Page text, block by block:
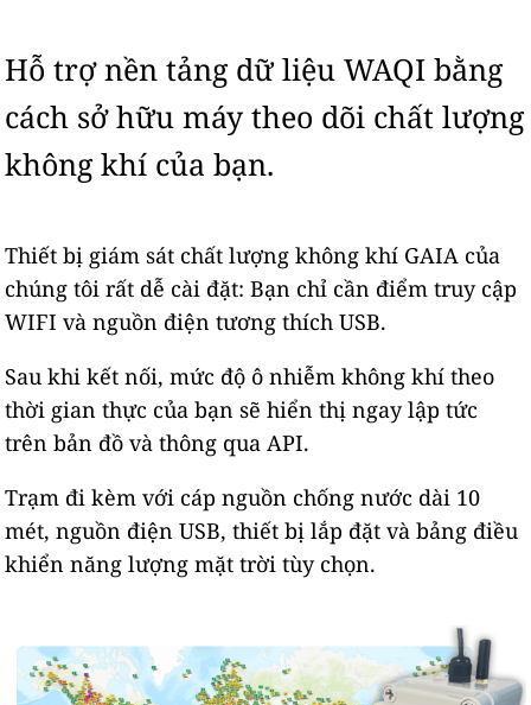
Hỗ trợ nền tảng dữ liệu WAQI bằng
cách sở hữu máy theo dõi chất lượng
không khí của bạn.
Thiết bị giám sát chất lượng không khí GAIA của
chúng tôi rất dễ cài đặt: Bạn chỉ cần điểm truy cập
WIFI và nguồn điện tương thích USB.
Sau khi kết nối, mức độ ô nhiễm không khí theo
thời gian thực của bạn sẽ hiển thị ngay lập tức
trên bản đồ và thông qua API.
Trạm đi kèm với cáp nguồn chống nước dài 10
mét, nguồn điện USB, thiết bị lắp đặt và bảng điều
khiển năng lượng mặt trời tùy chọn.